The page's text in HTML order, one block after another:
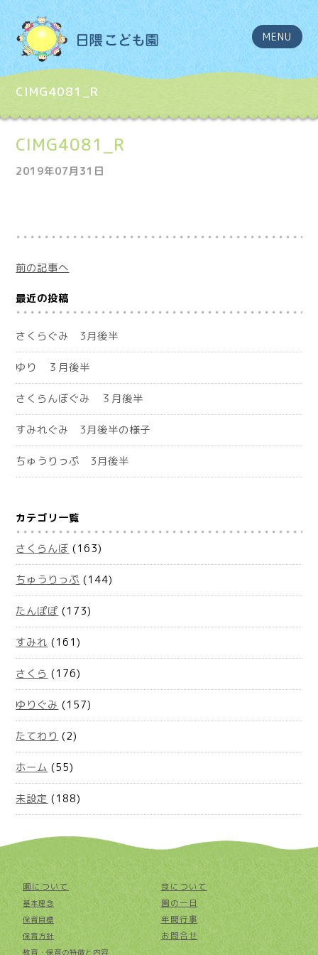
MENU
CIMG4081_R
CIMG4081_R
2019年07月31日
前の記事へ
最近の投稿
さくらぐみ 3月後半
ゆり ３月後半
さくらんぼぐみ ３月後半
すみれぐみ 3月後半の様子
ちゅうりっぷ 3月後半
カテゴリ一覧
さくらんぼ (163)
ちゅうりっぷ (144)
たんぽぽ (173)
すみれ (161)
さくら (176)
ゆりぐみ (157)
たてわり (2)
ホーム (55)
未設定 (188)
園について
基本理念
保育目標
保育方針
教育・保育の特徴と内容
食について
園の一日
年間行事
お問合せ